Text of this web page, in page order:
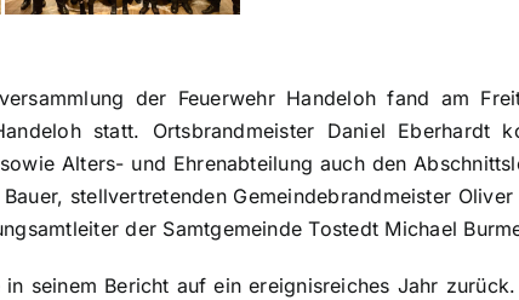
der Feuerwehr Handeloh fand am
statt. Ortsbrandmeister Daniel Eberhardt
Alters- und Ehrenabteilung auch den
stellvertretenden Gemeindebrandmeister
der Samtgemeinde Tostedt Michael
seinem Bericht auf ein ereignisreiches Jahr